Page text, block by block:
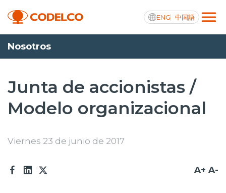
ENG 中国語
Transparencia activa
Nosotros
Sustentabilidad
Nosotros
Junta de accionistas /
Modelo organizacional
Viernes 23 de junio de 2017
A+ A-